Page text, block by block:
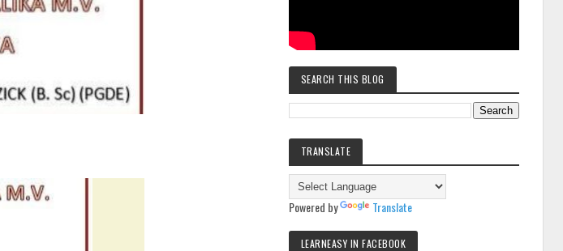
SEARCH THIS BLOG
TRANSLATE
Powered by Translate
LEARNEASY IN FACEBOOK